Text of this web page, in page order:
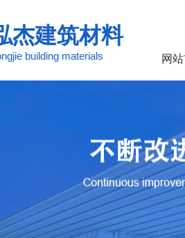
杰建筑材料
building materials 网